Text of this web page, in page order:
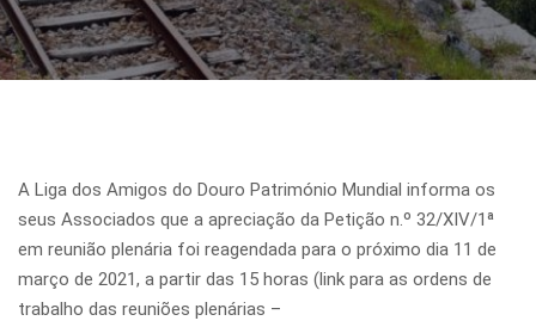
A Liga dos Amigos do Douro Património Mundial informa os
seus Associados que a apreciação da Petição n.º 32/XIV/1ª
em reunião plenária foi reagendada para o próximo dia 11 de
março de 2021, a partir das 15 horas (link para as ordens de
trabalho das reuniões plenárias –